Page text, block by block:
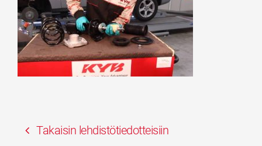
Takaisin lehdistötiedotteisiin